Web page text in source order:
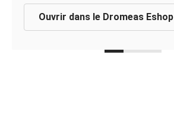
Ouvrir dans le Dromeas Eshop